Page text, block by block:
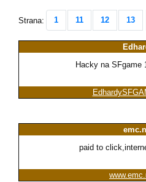
Strana: 1 11 12 13
Hacky na SFgame
paid to